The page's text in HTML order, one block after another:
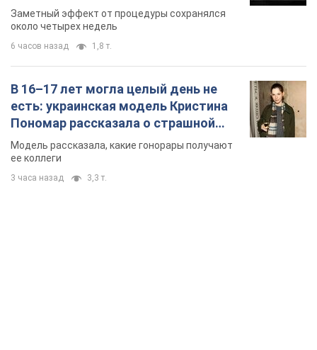
так почти месяц
Заметный эффект от процедуры сохранялся
около четырех недель
6 часов назад 1,8 т.
В 16–17 лет могла целый день не
есть: украинская модель Кристина
Пономар рассказала о страшной
стороне модельной карьеры
Модель рассказала, какие гонорары получают
ее коллеги
3 часа назад 3,3 т.